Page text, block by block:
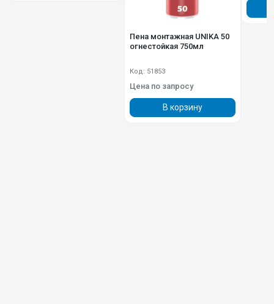
Пена монтажная UNIKA 50
огнестойкая 750мл
Код: 51853
Цена по запросу
В корзину